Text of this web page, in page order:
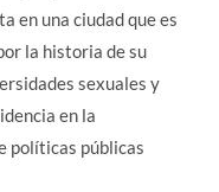
en una ciudad que es
la historia de su
sexuales y
en la
políticas públicas